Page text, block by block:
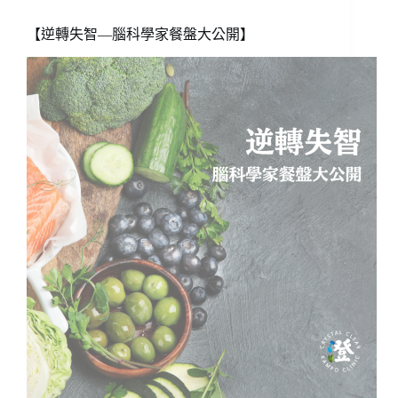
【逆轉失智—腦科學家餐盤大公開】